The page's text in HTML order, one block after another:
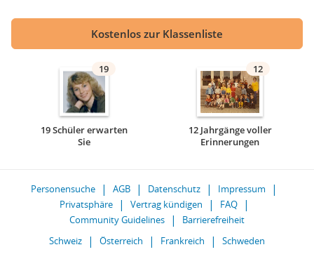
Kostenlos zur Klassenliste
19
19 Schüler erwarten
Sie
12
12 Jahrgänge voller
Erinnerungen
Personensuche AGB Datenschutz
Impressum
Privatsphäre
Vertrag kündigen
FAQ
Community Guidelines
Barrierefreiheit
Schweiz
Österreich Frankreich Schweden